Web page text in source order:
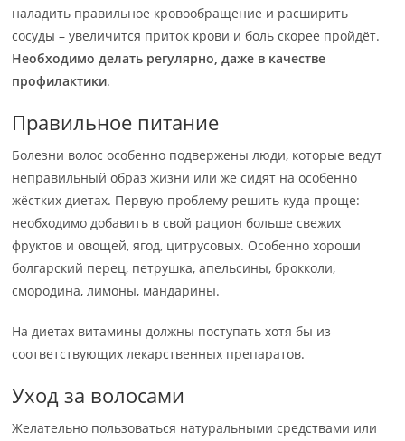
наладить правильное кровообращение и расширить
сосуды – увеличится приток крови и боль скорее пройдёт.
Необходимо делать регулярно, даже в качестве
профилактики.
Правильное питание
Болезни волос особенно подвержены люди, которые ведут
неправильный образ жизни или же сидят на особенно
жёстких диетах. Первую проблему решить куда проще:
необходимо добавить в свой рацион больше свежих
фруктов и овощей, ягод, цитрусовых. Особенно хороши
болгарский перец, петрушка, апельсины, брокколи,
смородина, лимоны, мандарины.
На диетах витамины должны поступать хотя бы из
соответствующих лекарственных препаратов.
Уход за волосами
Желательно пользоваться натуральными средствами или